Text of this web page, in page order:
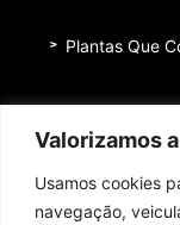
Valorizamos
Usamos cookies
navegação,
Plantas Que
Quem nos